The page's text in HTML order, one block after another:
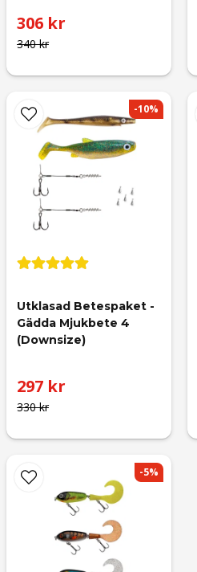
340 kr
306 kr
Utklasad Betespaket -
Gädda Mjukbete 4
(Downsize)
330 kr
297 kr
-10%
-5%